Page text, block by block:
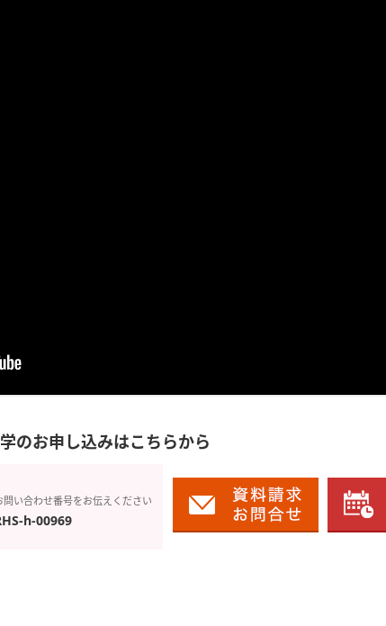
のお申し込みはこちらから
問い合わせ番号をお伝えください
h-00969